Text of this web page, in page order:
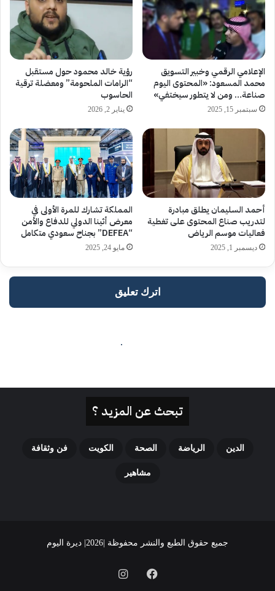
تبحث عن المزيد ؟
الدين الرياضة الصحة الكويت فن وثقافة
مشاهير
جميع حقوق الطبع والنشر محفوظة |2026| ديرة اليوم
فيسبوك